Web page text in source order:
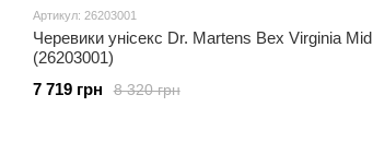
Артикул: 26203001
Черевики унісекс Dr. Martens Bex Virginia Mid
(26203001)
8 320 грн
7 719 грн